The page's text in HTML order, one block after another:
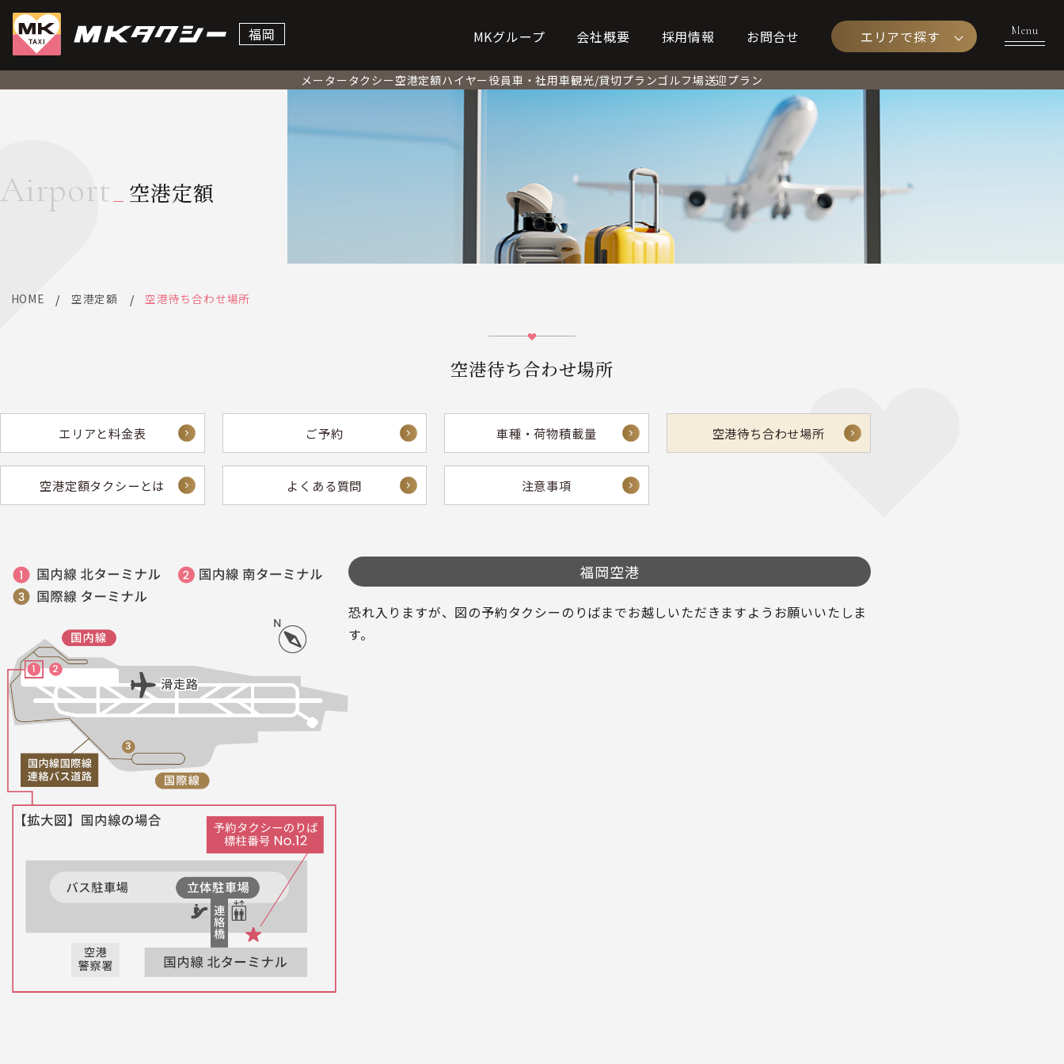
福岡 MKグループ 会社概要 採用情報 お問合せ エリアで探す
メータータクシー空港定額ハイヤー役員車・社用車観光/貸切プランゴルフ場送迎プラン
Airport 空港定額
HOME 空港定額 空港待ち合わせ場所
空港待ち合わせ場所
エリアと料金表 ご予約 車種・荷物積載量 空港待ち合わせ場所
空港定額タクシーとは よくある質問 注意事項
福岡空港
恐れ入りますが、図の予約タクシーのりばまでお越しいただきますようお願いいたしま
す。